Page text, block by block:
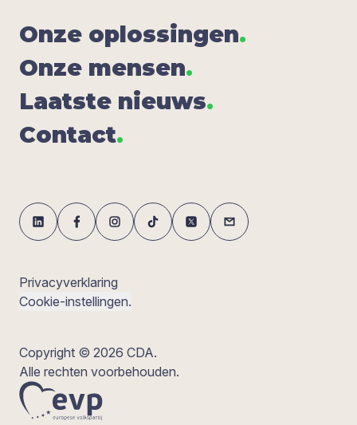
Onze oplos­sin­gen.
Onze men­sen.
Laat­ste nieuws.
Con­tact.
Privacyverklaring
Cookie-instellingen.
Copyright © 2026 CDA.
Alle rechten voorbehouden.